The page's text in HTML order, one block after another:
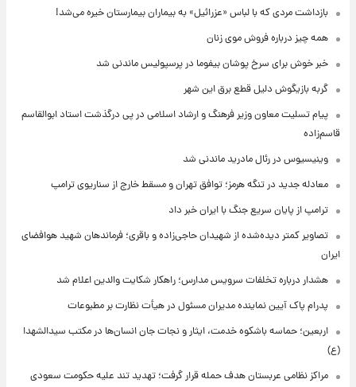
بازداشت مردی که با لباس «عزرائیل» به بیماران بیمارستان خیره می‌شد!
همه چیز درباره فروش موی زنان
خبر خوش برای سرخ پوشان بیفوما در پرسپولیس ماندنی شد
گربه بازیگوش دلیل قطع برق این شهر
پیام تسلیت معاون وزیر فرهنگ و ارشاد اسلامی در پی درگذشت استاد ابوالقاسم
قاسم‌زاده
وینیسیوس در رئال مادرید ماندنی شد
معادله جدید در تنگه هرمز؛ توافق تهران و مسقط خارج از سناریوی ترامپ
ترامپ از پایان سریع جنگ با ایران خبر داد
تصاویر کمتر دیده‌شده از شهیدان حاجی‌زاده و باقری؛ فرماندهان شهید هوافضای
ایران
هشدار درباره تخلفات سرویس مدارس؛ راهکار شکایت والدین اعلام شد
پدرام پاک آیین نماینده مدیران مسئول در هیأت نظارت بر مطبوعات
اربعین؛ حماسه باشکوه خدمت، ایثار و نجات جان انسان‌ها در مکتب سیدالشهدا
(ع)
مراکز نظامی عربستان هدف حمله قرار گرفت؛ تهدید تند علیه حکومت سعودی